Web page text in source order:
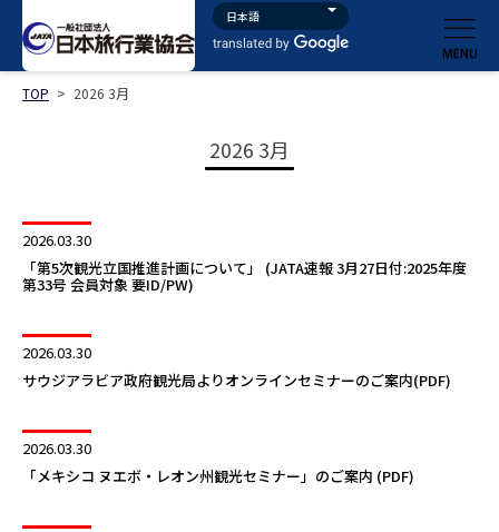
TOP > 2026 3月
2026 3月
2026.03.30
「第5次観光立国推進計画について」 (JATA速報 3月27日付:2025年度
第33号 会員対象 要ID/PW)
2026.03.30
サウジアラビア政府観光局よりオンラインセミナーのご案内(PDF)
2026.03.30
「メキシコ ヌエボ・レオン州観光セミナー」のご案内 (PDF)